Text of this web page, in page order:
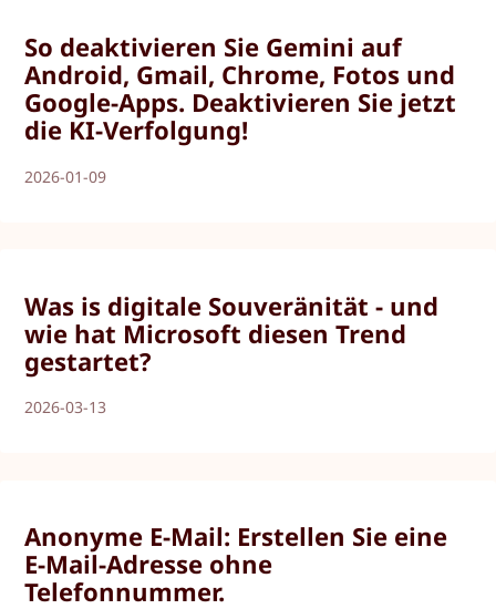
So deaktivieren Sie Gemini auf
Android, Gmail, Chrome, Fotos und
Google-Apps. Deaktivieren Sie jetzt
die KI-Verfolgung!
2026-01-09
Was is digitale Souveränität - und
wie hat Microsoft diesen Trend
gestartet?
2026-03-13
Anonyme E-Mail: Erstellen Sie eine
E-Mail-Adresse ohne
Telefonnummer.